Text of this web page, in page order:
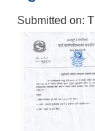
Submitted on: